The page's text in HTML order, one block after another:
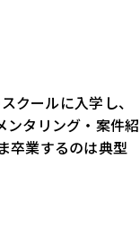
クールに入学し、
ンタリング・案件紹
卒業するのは典型